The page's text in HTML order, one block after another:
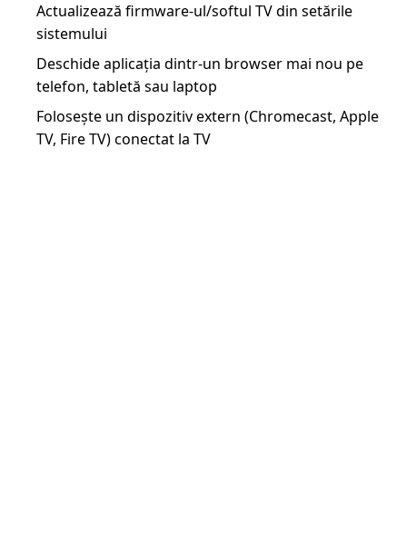
Actualizează firmware-ul/softul TV din setările
sistemului
Deschide aplicația dintr-un browser mai nou pe
telefon, tabletă sau laptop
Folosește un dispozitiv extern (Chromecast, Apple
TV, Fire TV) conectat la TV